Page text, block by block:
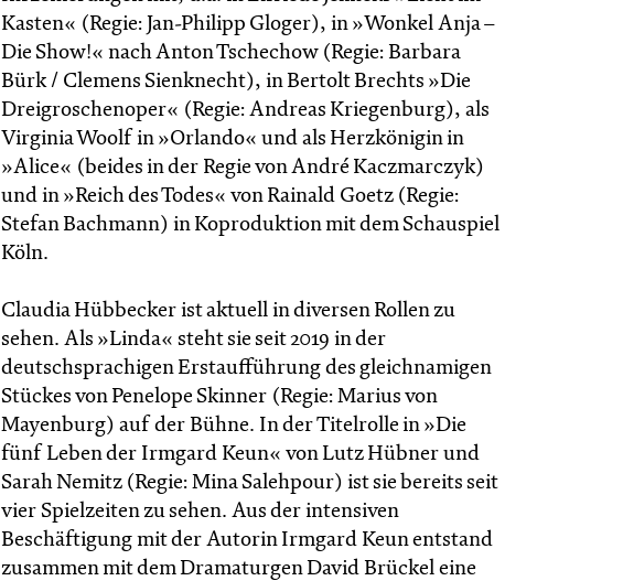
Kasten« (Regie: Jan-Philipp Gloger), in »Wonkel Anja –
Die Show!« nach Anton Tschechow (Regie: Barbara
Bürk / Clemens Sienknecht), in Bertolt Brechts »Die
Dreigroschenoper« (Regie: Andreas Kriegenburg), als
Virginia Woolf in »Orlando« und als Herzkönigin in
»Alice« (beides in der Regie von André Kaczmarczyk)
und in »Reich des Todes« von Rainald Goetz (Regie:
Stefan Bachmann) in Koproduktion mit dem Schauspiel
Köln.
Claudia Hübbecker ist aktuell in diversen Rollen zu
sehen. Als »Linda« steht sie seit 2019 in der
deutschsprachigen Erstaufführung des gleichnamigen
Stückes von Penelope Skinner (Regie: Marius von
Mayenburg) auf der Bühne. In der Titelrolle in »Die
fünf Leben der Irmgard Keun« von Lutz Hübner und
Sarah Nemitz (Regie: Mina Salehpour) ist sie bereits seit
vier Spielzeiten zu sehen. Aus der intensiven
Beschäftigung mit der Autorin Irmgard Keun entstand
zusammen mit dem Dramaturgen David Brückel eine